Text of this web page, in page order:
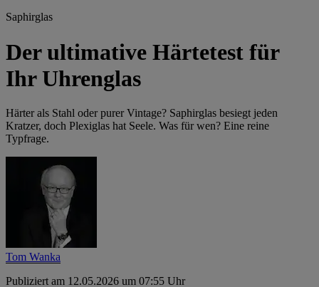
Saphirglas
Der ultimative Härtetest für
Ihr Uhrenglas
Härter als Stahl oder purer Vintage? Saphirglas besiegt jeden
Kratzer, doch Plexiglas hat Seele. Was für wen? Eine reine
Typfrage.
Tom Wanka
Publiziert am 12.05.2026 um 07:55 Uhr